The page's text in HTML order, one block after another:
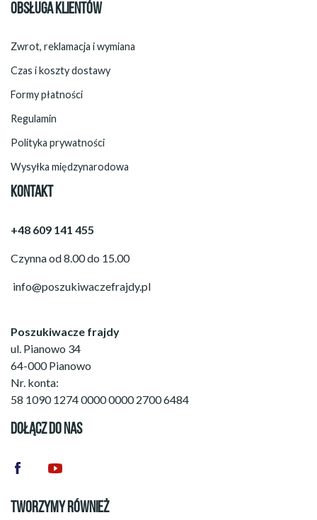
OBSŁUGA KLIENTÓW
Zwrot, reklamacja i wymiana
Czas i koszty dostawy
Formy płatności
Regulamin
Polityka prywatności
Wysyłka międzynarodowa
KONTAKT
+48 609 141 455
Czynna od 8.00 do 15.00
info@poszukiwaczefrajdy.pl
Poszukiwacze frajdy
ul. Pianowo 34
64-000 Pianowo
Nr. konta:
58 1090 1274 0000 0000 2700 6484
DOŁĄCZ DO NAS
TWORZYMY RÓWNIEŻ